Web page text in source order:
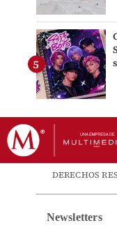
DERECHOS
Newsletters